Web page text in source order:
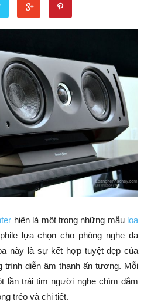
hiện là một trong những mẫu loa
lựa chọn cho phòng nghe đa
này là sự kết hợp tuyệt đẹp của
trình diễn âm thanh ấn tượng. Mỗi
lần trái tim người nghe chìm đắm
trẻo và chi tiết.